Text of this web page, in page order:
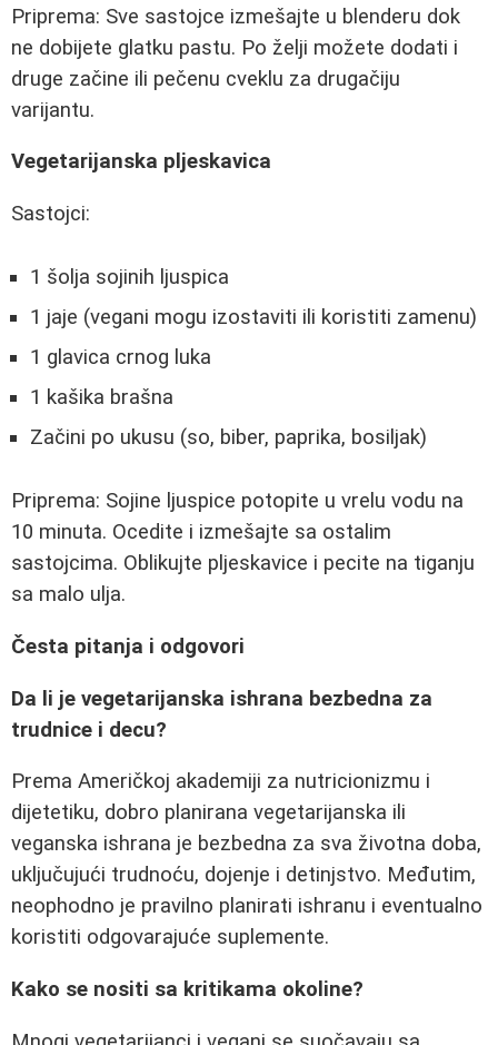
Priprema: Sve sastojce izmešajte u blenderu dok
ne dobijete glatku pastu. Po želji možete dodati i
druge začine ili pečenu cveklu za drugačiju
varijantu.
Vegetarijanska pljeskavica
Sastojci:
1 šolja sojinih ljuspica
1 jaje (vegani mogu izostaviti ili koristiti zamenu)
1 glavica crnog luka
1 kašika brašna
Začini po ukusu (so, biber, paprika, bosiljak)
Priprema: Sojine ljuspice potopite u vrelu vodu na
10 minuta. Ocedite i izmešajte sa ostalim
sastojcima. Oblikujte pljeskavice i pecite na tiganju
sa malo ulja.
Česta pitanja i odgovori
Da li je vegetarijanska ishrana bezbedna za
trudnice i decu?
Prema Američkoj akademiji za nutricionizmu i
dijetetiku, dobro planirana vegetarijanska ili
veganska ishrana je bezbedna za sva životna doba,
uključujući trudnoću, dojenje i detinjstvo. Međutim,
neophodno je pravilno planirati ishranu i eventualno
koristiti odgovarajuće suplemente.
Kako se nositi sa kritikama okoline?